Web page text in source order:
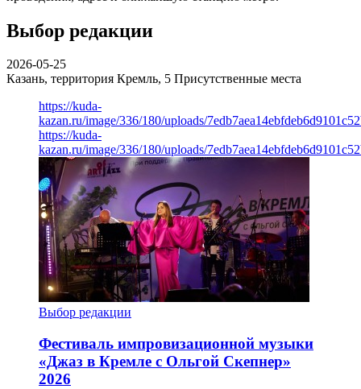
Выбор редакции
2026-05-25
Казань, территория Кремль, 5 Присутственные места
https://kuda-
kazan.ru/image/336/180/uploads/
https://kuda-
kazan.ru/image/336/180/uploads/
Выбор редакции
Фестиваль импровизационной музыки
«Джаз в Кремле с Ольгой Скепнер»
2026